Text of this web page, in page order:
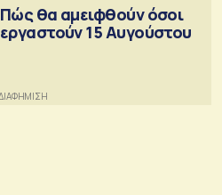
Πώς θα αμειφθούν όσοι
εργαστούν 15 Αυγούστου